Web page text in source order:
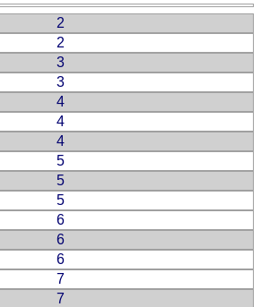
2
2
3
3
4
4
4
5
5
5
6
6
6
7
7